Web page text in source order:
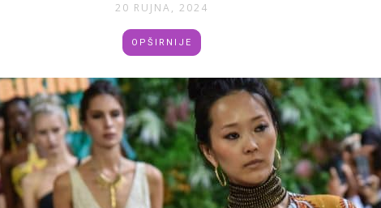
20 RUJNA, 2024
OPŠIRNIJE